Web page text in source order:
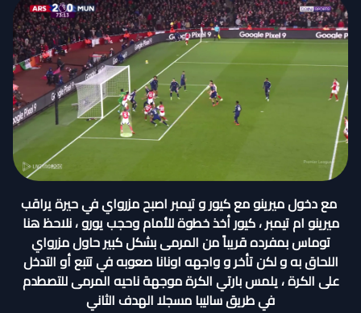
مع دخول ميرينو مع كيور و تيمبر اصبح مزرواي في حيرة يراقب
ميرينو ام تيمبر ، كيور أخذ خطوة للأمام وحجب يورو ، نلاحظ هنا
توماس بمفرده قريباً من المرمى بشكل كبير حاول مزرواي
اللحاق به و لكن تأخر و واجهه اونانا صعوبه في تتبع أو التدخل
على الكرة ، يلمس بارتي الكرة موجهة ناحيه المرمى للتصطدم
في طريق ساليبا مسجلا الهدف الثاني